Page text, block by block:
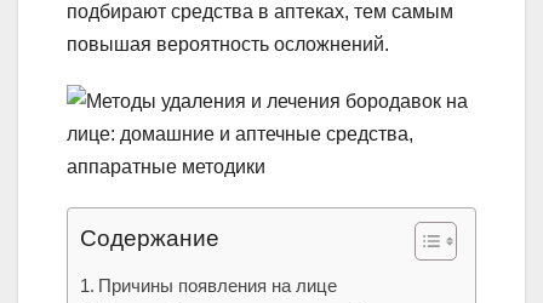
подбирают средства в аптеках, тем самым
повышая вероятность осложнений.
Содержание
Причины появления на лице